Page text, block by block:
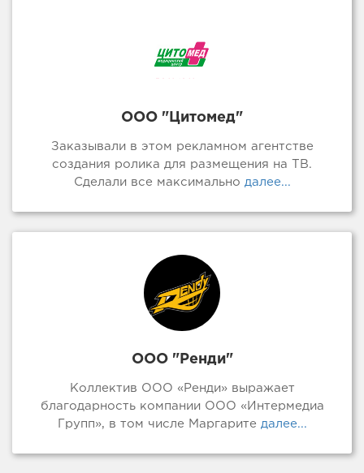
ООО "Цитомед"
Заказывали в этом рекламном агентстве
создания ролика для размещения на ТВ.
Сделали все максимально далее...
ООО "Ренди"
Коллектив ООО «Ренди» выражает
благодарность компании ООО «Интермедиа
Групп», в том числе Маргарите далее...